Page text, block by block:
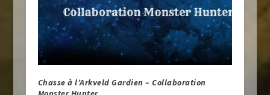
Chasse à l’Arkveld Gardien – Collaboration